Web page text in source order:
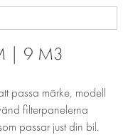
| 9 M3
passa märke, modell
filterpanelerna
passar just din bil.